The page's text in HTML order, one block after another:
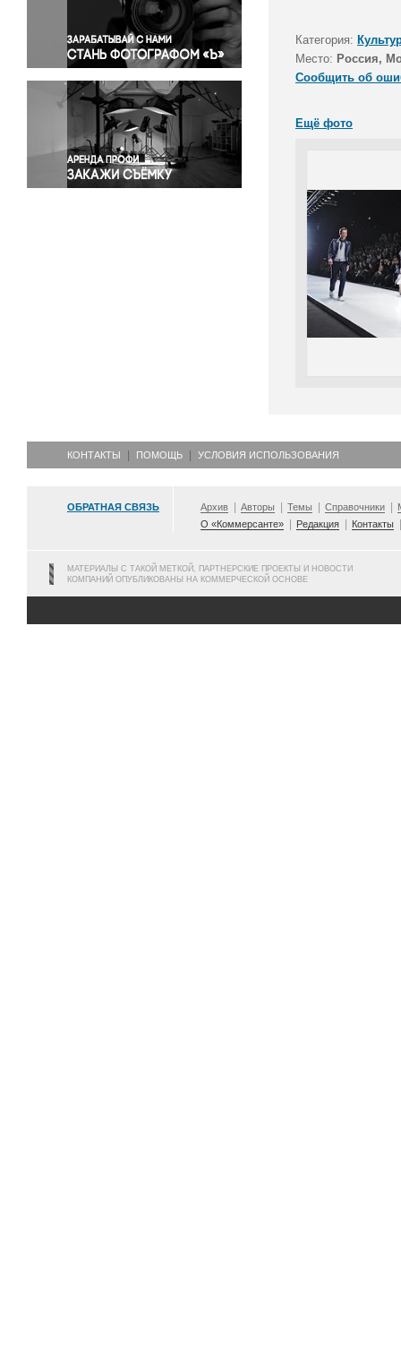
Правосудие
Происшествия и конфликты
Религия
Светская жизнь
Спорт
Экология
Экономика и бизнес
Категория:
Место: Россия,
Сообщить об
Ещё фото
КОНТАКТЫ ПОМОЩЬ УСЛОВИЯ ИСПОЛЬЗОВАНИЯ
ОБРАТНАЯ СВЯЗЬ Архив Авторы Темы Справочники
О «Коммерсанте»
Редакция Контакты
МАТЕРИАЛЫ С ТАКОЙ МЕТКОЙ, ПАРТНЕРСКИЕ ПРОЕКТЫ И НОВОСТИ
КОМПАНИЙ ОПУБЛИКОВАНЫ НА КОММЕРЧЕСКОЙ ОСНОВЕ